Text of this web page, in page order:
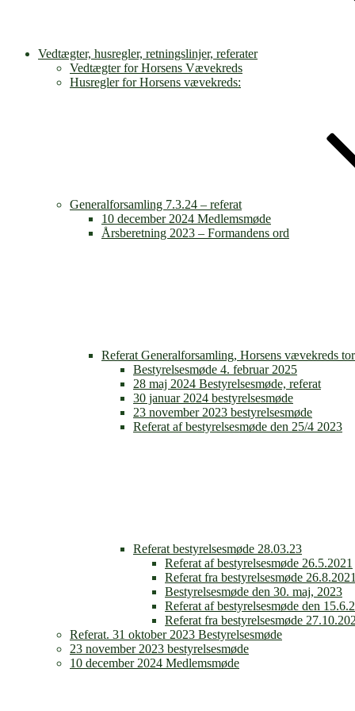
Vedtægter, husregler, retningslinjer, referater
Vedtægter for Horsens Vævekreds
Husregler for Horsens vævekreds:
Generalforsamling 7.3.24 – referat
10 december 2024 Medlemsmøde
Årsberetning 2023 – Formandens ord
Referat Generalforsamling, Horsens vævekreds
Bestyrelsesmøde 4. februar 2025
28 maj 2024 Bestyrelsesmøde, referat
30 januar 2024 bestyrelsesmøde
23 november 2023 bestyrelsesmøde
Referat af bestyrelsesmøde den 25/4 2023
Referat bestyrelsesmøde 28.03.23
Referat af bestyrelsesmøde 26.5.2021
Referat fra bestyrelsesmøde 26.8.2021
Bestyrelsesmøde den 30. maj, 2023
Referat af bestyrelsesmøde den
Referat fra bestyrelsesmøde
Referat. 31 oktober 2023 Bestyrelsesmøde
23 november 2023 bestyrelsesmøde
10 december 2024 Medlemsmøde